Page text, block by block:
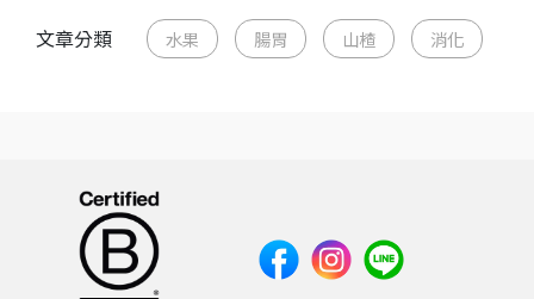
文章分類 水果 腸胃 山楂 消化